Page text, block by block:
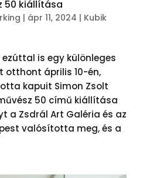
50 kiállítása
| ápr 11, 2024 | Kubik
ezúttal is egy különleges
otthont április 10-én,
kapuit Simon Zsolt
50 című kiállítása
a Zsdrál Art Galéria és az
valósította meg, és a